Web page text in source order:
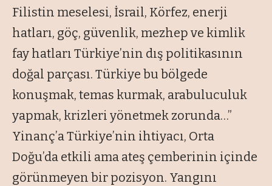
Filistin meselesi, İsrail, Körfez, enerji
hatları, göç, güvenlik, mezhep ve kimlik
fay hatları Türkiye’nin dış politikasının
doğal parçası. Türkiye bu bölgede
konuşmak, temas kurmak, arabuluculuk
yapmak, krizleri yönetmek zorunda…”
Yinanç’a Türkiye’nin ihtiyacı, Orta
Doğu’da etkili ama ateş çemberinin içinde
görünmeyen bir pozisyon. Yangını